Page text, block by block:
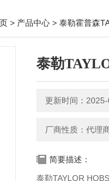
> 产品中心 > 泰勒霍普森
泰勒
更新时间：
厂商性质：代理
简要描述：
泰勒TAYLOR